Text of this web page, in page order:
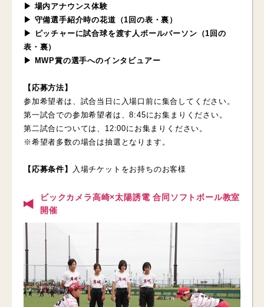
▶ 場内アナウンス体験
▶ 守備選手紹介時の花道（1回の表・裏）
▶ ピッチャーに試合球を渡す人ボールパーソン（1回の
表・裏）
▶ MWP賞の選手へのインタビュアー
【応募方法】
参加希望者は、試合当日に入場口前に集合してください。
第一試合での参加希望者は、8:45にお集まりください。
第二試合については、12:00にお集まりください。
※希望者多数の場合は抽選となります。
【応募条件】 入場チケットをお持ちのお客様
ビックカメラ高崎×太陽誘電 合同ソフトボール教室
開催